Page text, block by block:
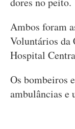
Ambos foram
Voluntários da
Hospital
Os bombeiros
ambulâncias e